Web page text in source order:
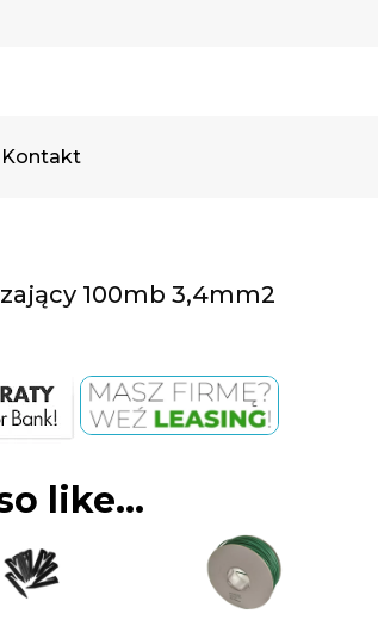
Kontakt
100mb 3,4mm2
like…